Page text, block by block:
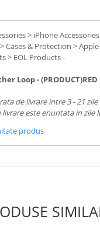
> iPhone
Cases & Protection >
> EOL Products -
Loop - (PRODUCT)RED
de livrare intre 3 - 21
este enuntata in zile
produs